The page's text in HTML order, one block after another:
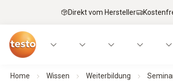
Direkt vom Hersteller
Home Wissen Weiterbildung